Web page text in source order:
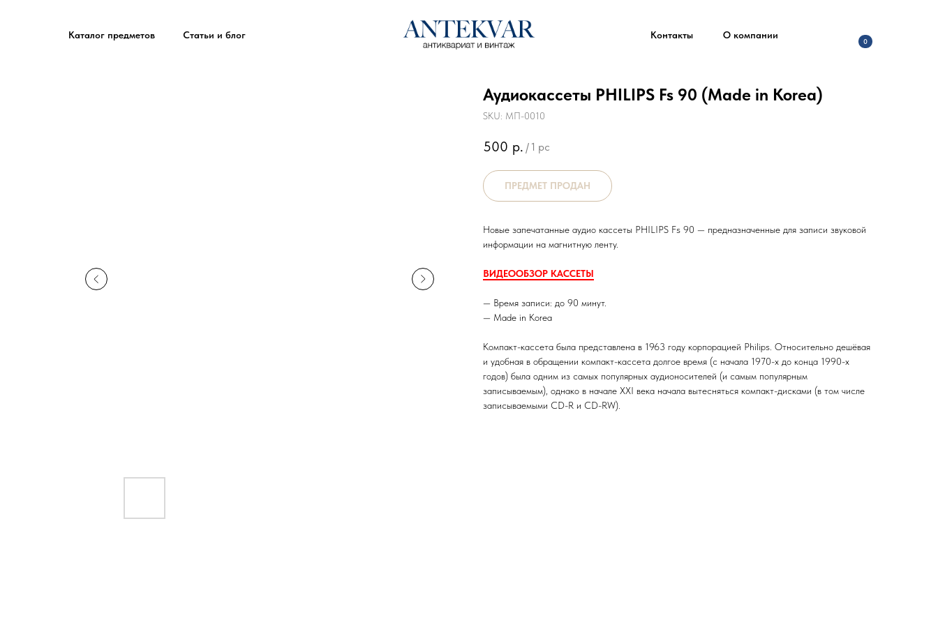
Каталог предметов Статьи и блог Контакты О компании
0
Аудиокассеты PHILIPS Fs 90 (Made in Korea)
SKU: МП-0010
500 р. / 1 pc
Новые запечатанные аудио кассеты PHILIPS Fs 90 — предназначенные для записи звуковой
информации на магнитную ленту.
ВИДЕООБЗОР КАССЕТЫ
— Время записи: до 90 минут.
— Made in Korea
Компакт-кассета была представлена в 1963 году корпорацией Philips. Относительно дешёвая
и удобная в обращении компакт-кассета долгое время (с начала 1970-х до конца 1990-х
годов) была одним из самых популярных аудионосителей (и самым популярным
записываемым), однако в начале XXI века начала вытесняться компакт-дисками (в том числе
записываемыми CD-R и CD-RW).